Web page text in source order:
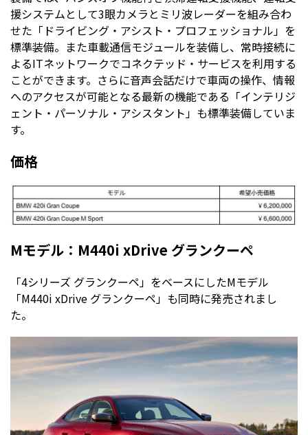
援システムとして3眼カメラとミリ波レーダーを組み合わ
せた「ドライビング・アシスト・プロフェッショナル」を
標準装備。また車載通信モジュールを装備し、常時接続に
よるITネットワークでコネクテッド・サービスを利用する
ことができます。さらに音声会話だけで車両の操作、情報
へのアクセスが可能となる最新の機能である「インテリジ
ェント・パーソナル・アシスタント」も標準装備していま
す。
価格
Mモデル：M440i xDrive グランクーペ
「4シリーズ グランクーペ」をベースにしたMモデル
「M440i xDrive グランクーペ」も同時に発売されまし
た。